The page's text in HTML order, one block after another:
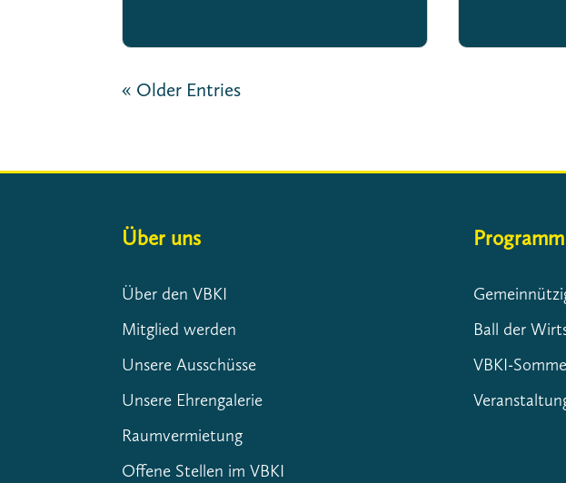
« Older Entries
Über uns
Über den VBKI
Mitglied werden
Unsere Ausschüsse
Unsere Ehrengalerie
Raumvermietung
Offene Stellen im VBKI
Programm
Ball der
VBKI-